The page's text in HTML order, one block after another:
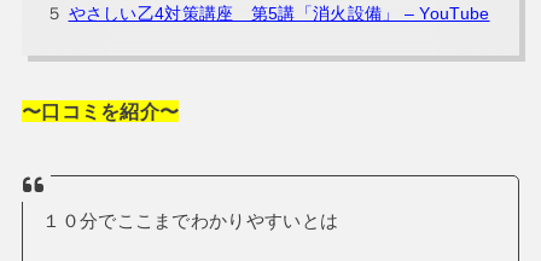
５ やさしい乙4対策講座 第5講「消火設備」 – YouTube
〜口コミを紹介〜
１０分でここまでわかりやすいとは